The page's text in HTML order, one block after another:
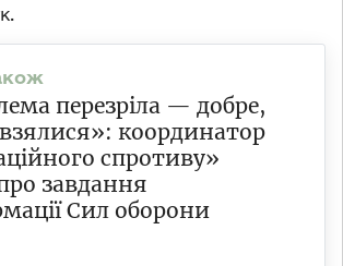
перезріла — добре,
координатор
спротиву»
завдання
Сил оборони